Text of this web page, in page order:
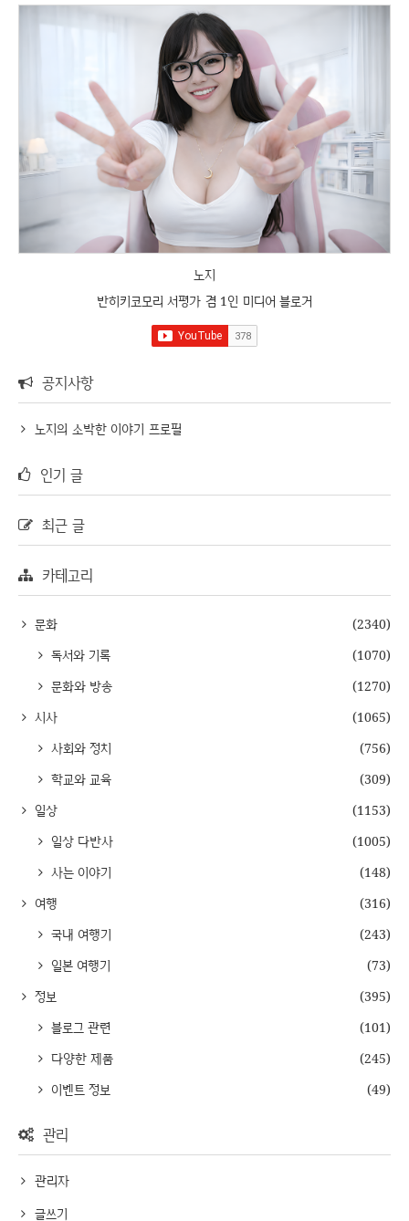
노지
반히키코모리 서평가 겸 1인 미디어 블로거
공지사항
노지의 소박한 이야기 프로필
인기 글
최근 글
카테고리
문화
(2340)
독서와 기록
(1070)
문화와 방송
(1270)
시사
(1065)
사회와 정치
(756)
학교와 교육
(309)
일상
(1153)
일상 다반사
(1005)
사는 이야기
(148)
여행
(316)
국내 여행기
(243)
일본 여행기
(73)
정보
(395)
블로그 관련
(101)
다양한 제품
(245)
이벤트 정보
(49)
관리
관리자
글쓰기